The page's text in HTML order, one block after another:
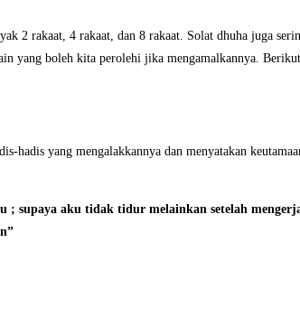
2 rakaat, 4 rakaat, dan 8 rakaat. Solat dhuha juga
yang boleh kita perolehi jika mengamalkannya.
hadis yang mengalakkannya dan menyatakan
supaya aku tidak tidur melainkan setelah